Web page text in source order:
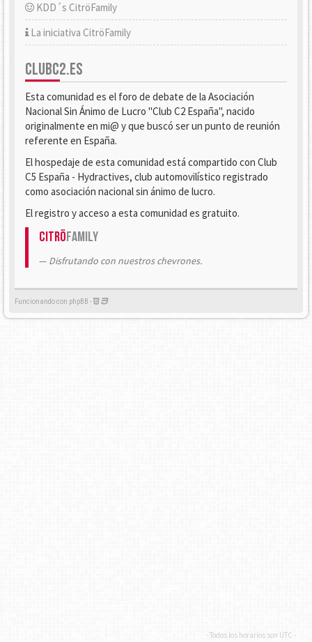
KDD´s CitröFamily
La iniciativa CitröFamily
CLUBC2.ES
Esta comunidad es el foro de debate de la Asociación
Nacional Sin Ánimo de Lucro "Club C2 España", nacido
originalmente en mi@ y que buscó ser un punto de reunión
referente en España.
El hospedaje de esta comunidad está compartido con Club
C5 España - Hydractives, club automovilístico registrado
como asociación nacional sin ánimo de lucro.
El registro y acceso a esta comunidad es gratuito.
CitröFamily
Disfrutando con nuestros chevrones.
Funcionando con phpBB -
- Todos los horarios son UTC -